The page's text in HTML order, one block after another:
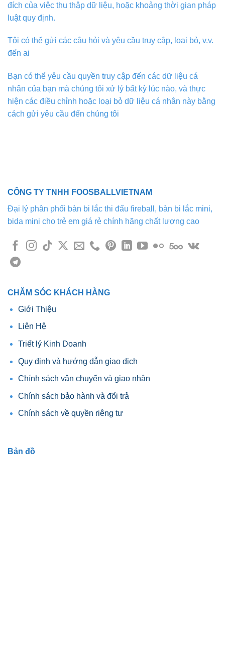
đích của việc thu thập dữ liệu, hoặc khoảng thời gian pháp
luật quy định.
Tôi có thể gửi các câu hỏi và yêu cầu truy cập, loại bỏ, v.v.
đến ai
Bạn có thể yêu cầu quyền truy cập đến các dữ liệu cá
nhân của bạn mà chúng tôi xử lý bất kỳ lúc nào, và thực
hiện các điều chỉnh hoặc loại bỏ dữ liệu cá nhân này bằng
cách gửi yêu cầu đến chúng tôi
CÔNG TY TNHH FOOSBALLVIETNAM
Đại lý phân phối bàn bi lắc thi đấu fireball, bàn bi lắc mini,
bida mini cho trẻ em giá rẻ chính hãng chất lượng cao
CHĂM SÓC KHÁCH HÀNG
Giới Thiệu
Liên Hệ
Triết lý Kinh Doanh
Quy định và hướng dẫn giao dịch
Chính sách vận chuyển và giao nhận
Chính sách bảo hành và đổi trả
Chính sách về quyền riêng tư
Bản đồ